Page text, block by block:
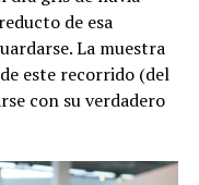
de esa
La muestra
este recorrido (del
con su verdadero